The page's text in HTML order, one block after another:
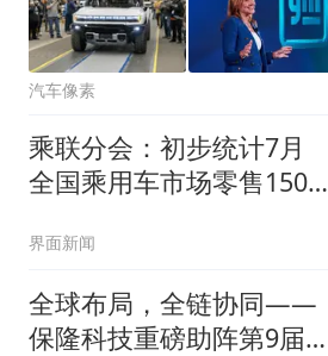
汽车像素
乘联分会：初步统计7月
全国乘用车市场零售150.6
界面新闻
全球布局，全链协同——
保隆科技重磅助阵第9届